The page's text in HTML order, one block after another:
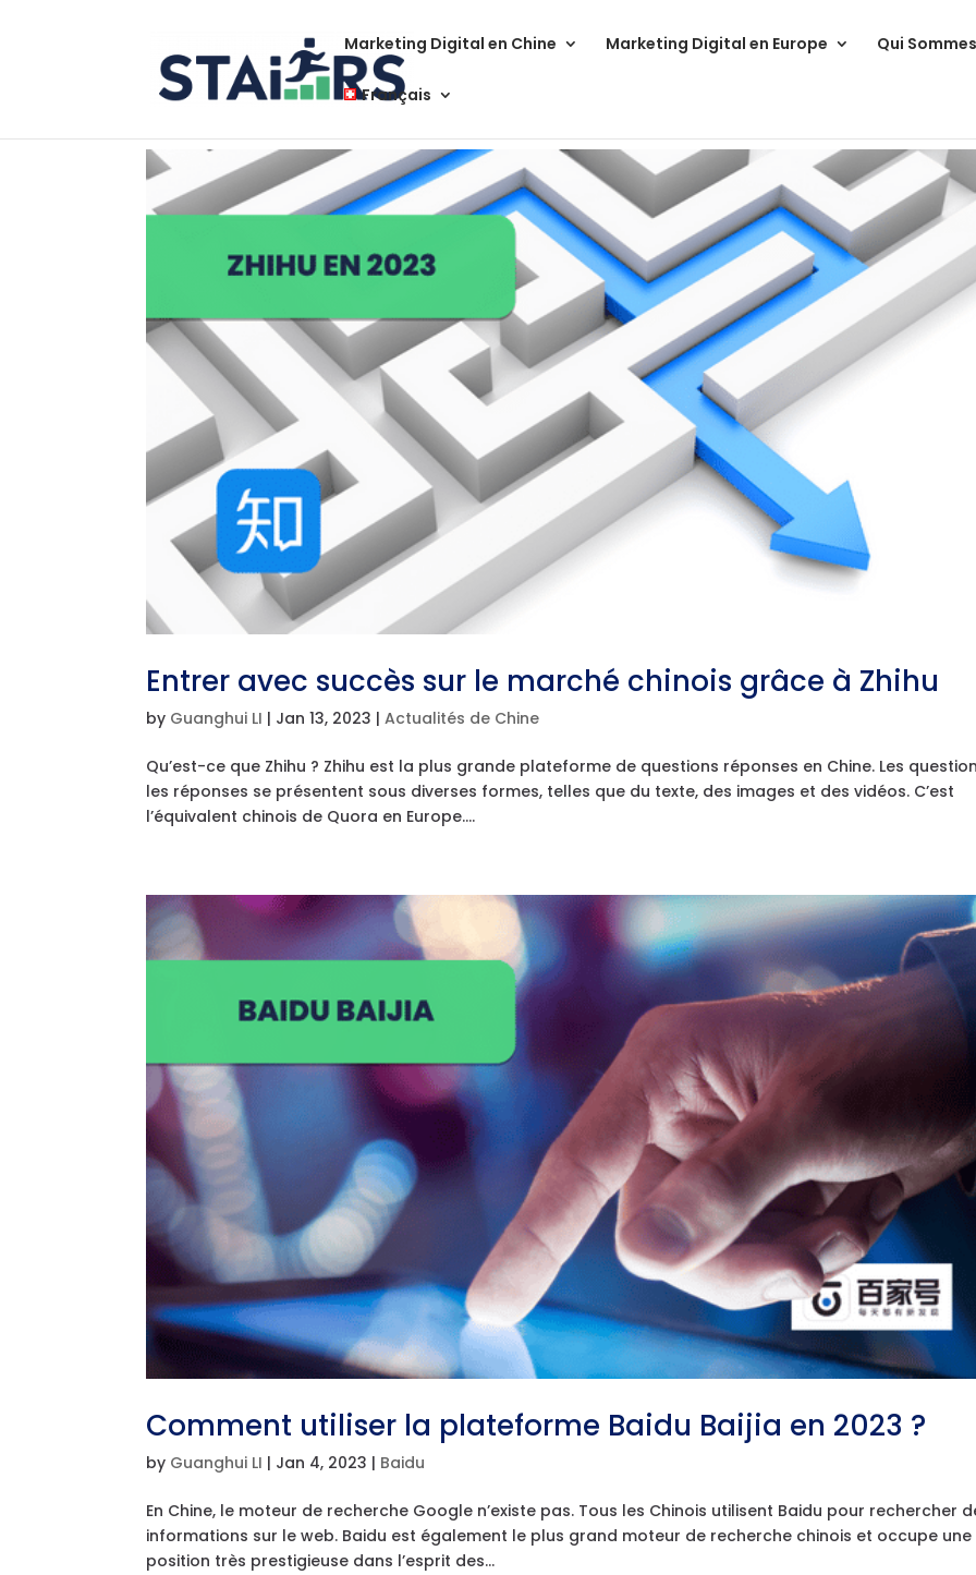
Marketing Digital en Chine Marketing Digital en Europe Qui
Français
Entrer avec succès sur le marché chinois grâce à Zhihu
by Guanghui LI | Jan 13, 2023 |Actualités de Chine
Qu’est-ce que Zhihu ? Zhihu est la plus grande plateforme de questions réponses en Chine. Les
les réponses se présentent sous diverses formes, telles que du texte, des images et des vidéos. C’est
l’équivalent chinois de Quora en Europe....
Comment utiliser la plateforme Baidu Baijia en 2023 ?
by Guanghui LI | Jan 4, 2023 | Baidu
En Chine, le moteur de recherche Google n’existe pas. Tous les Chinois utilisent Baidu pour rechercher
informations sur le web. Baidu est également le plus grand moteur de recherche chinois et occupe une
position très prestigieuse dans l’esprit des...